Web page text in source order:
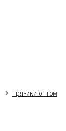
Пряники оптом